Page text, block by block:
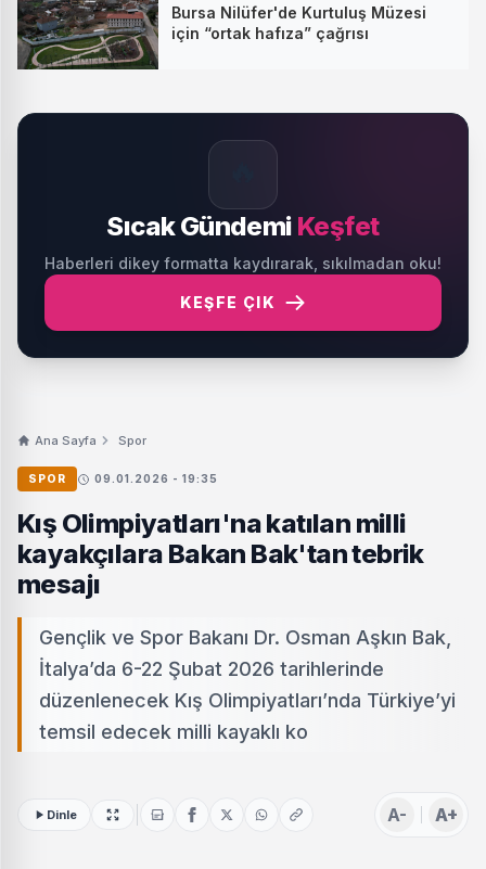
Bursa Nilüfer'de Kurtuluş Müzesi
için “ortak hafıza” çağrısı
Sıcak Gündemi Keşfet
Haberleri dikey formatta kaydırarak, sıkılmadan oku!
KEŞFE ÇIK
Ana Sayfa Spor
SPOR 09.01.2026 - 19:35
Kış Olimpiyatları'na katılan milli
kayakçılara Bakan Bak'tan tebrik
mesajı
Gençlik ve Spor Bakanı Dr. Osman Aşkın Bak,
İtalya’da 6-22 Şubat 2026 tarihlerinde
düzenlenecek Kış Olimpiyatları’nda Türkiye’yi
temsil edecek milli kayaklı ko
Dinle A- A+